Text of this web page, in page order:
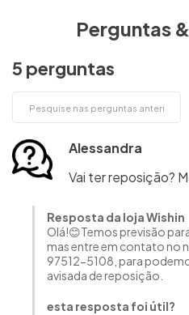
Perguntas
5 perguntas
Alessandra
Vai ter reposição?
Resposta da loja Wishin
Olá!😊Temos previsão
mas entre em contato no
97512-5108, para
avisada de reposição.
esta resposta foi útil?